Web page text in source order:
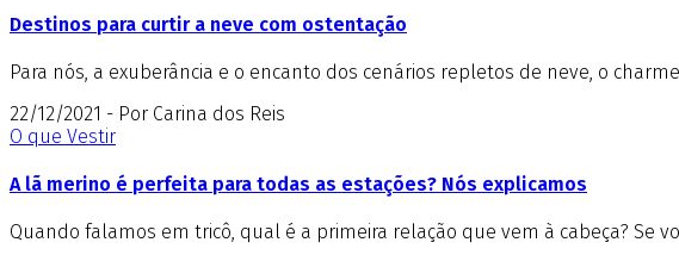
Destinos para curtir a neve com ostentação
Para nós, a exuberância e o encanto dos cenários repletos de neve, o
22/12/2021 - Por Carina dos Reis
O que Vestir
A lã merino é perfeita para todas as estações? Nós explicamos
Quando falamos em tricô, qual é a primeira relação que vem à cabeça? Se